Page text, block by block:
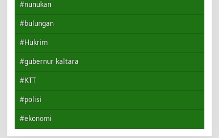
#nunukan
#bulungan
#Hukrim
#gubernur kaltara
#KTT
#polisi
#ekonomi